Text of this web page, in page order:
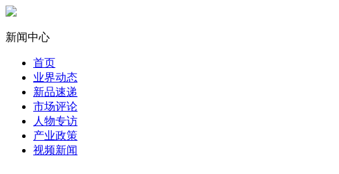
新闻中心
首页
业界动态
新品速递
市场评论
人物专访
产业政策
视频新闻